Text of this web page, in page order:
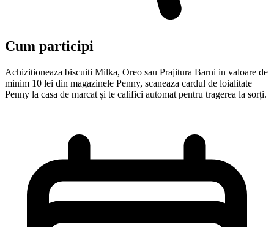
Cum participi
Achizitioneaza biscuiti Milka, Oreo sau Prajitura Barni in valoare de
minim 10 lei din magazinele Penny, scaneaza cardul de loialitate
Penny la casa de marcat și te califici automat pentru tragerea la sorți.